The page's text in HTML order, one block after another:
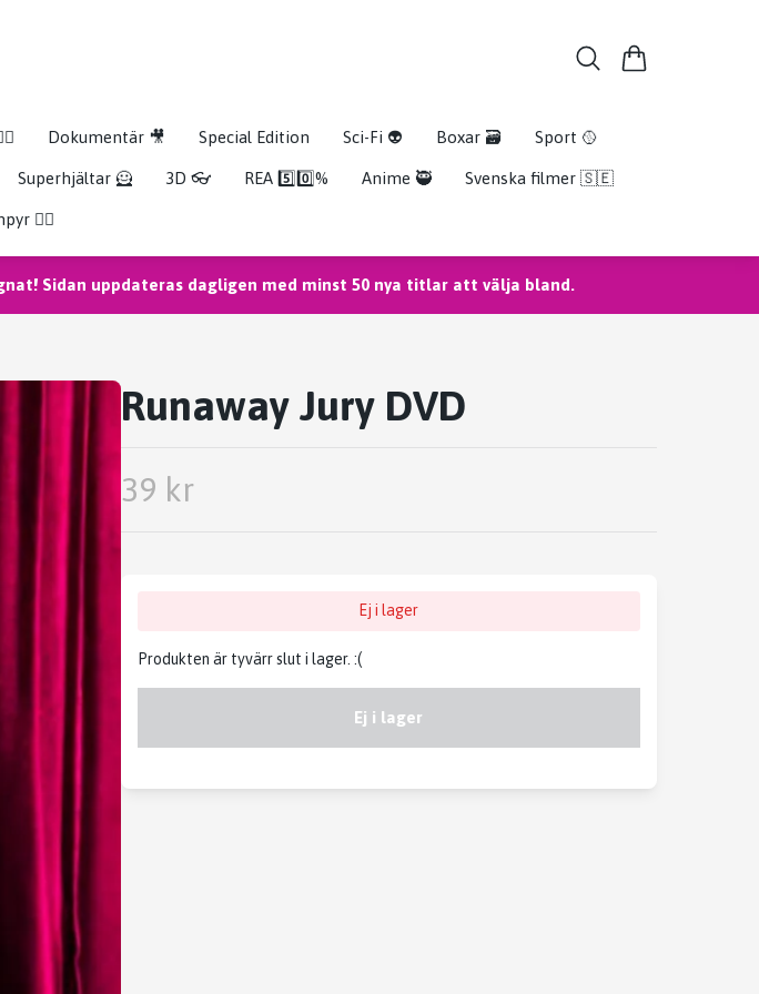
Dokumentär 🎥 Special Edition Sci-Fi 👽 Boxar 🗃️ Sport 🥎
Superhjältar 🦸 3D 👓 REA 5️⃣0️⃣% Anime 🥷 Svenska filmer 🇸🇪
🧛‍♀️
Sidan uppdateras dagligen med minst 50 nya titlar att välja bland.
Runaway Jury DVD
39 kr
Ej i lager
Produkten är tyvärr slut i lager. :(
Ej i lager